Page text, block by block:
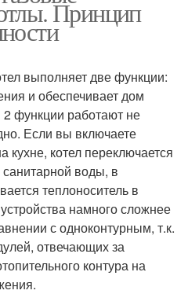
Принцип
выполняет две функции:
и обеспечивает дом
2 функции работают не
Если вы включаете
кухне, котел переключается
воды, в
теплоноситель в
намного сложнее
с одноконтурным, т.к.
отвечающих за
контура на